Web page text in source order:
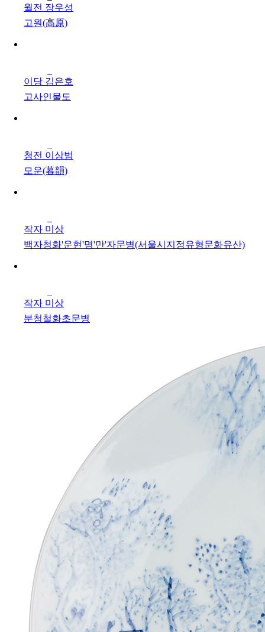
월전 장우성
고원(高原)
이당 김은호
고사인물도
청전 이상범
모운(暮韻)
작자 미상
백자청화'운현'명'만'자문병(서울시지정유형문화유산)
작자 미상
분청철화초문병